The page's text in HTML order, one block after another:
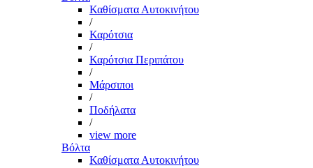
Καθίσματα Αυτοκινήτου
/
Καρότσια
/
Καρότσια Περιπάτου
/
Μάρσιποι
/
Ποδήλατα
/
view more
Βόλτα
Καθίσματα Αυτοκινήτου